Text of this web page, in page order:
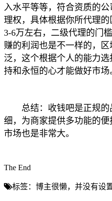
入水平等等，符合资质的
理权，具体根据你所代理
3-6万左右，二级代理的门
赚的利润也是不一样的，
泛，这个根据个人的能力
持和永恒的心才能做好市场
总结：收钱吧是正规的
细，为商家提供多功能的便
市场也是非常大。
The End
标签：博主很懒，并没有设